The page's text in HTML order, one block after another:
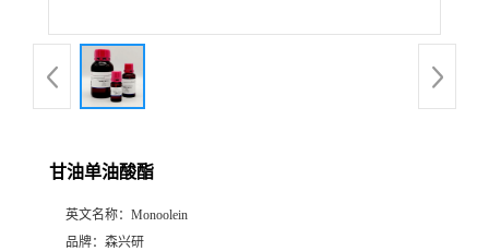
甘油单油酸酯
英文名称： Monoolein
品牌： 森兴研